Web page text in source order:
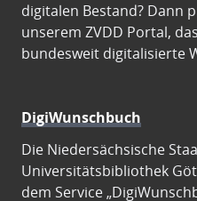
digitalen Bestand? Dann
unserem ZVDD Portal,
bundesweit digitalisierte
DigiWunschbuch
Die Niedersächsische
Universitätsbibliothek
dem Service